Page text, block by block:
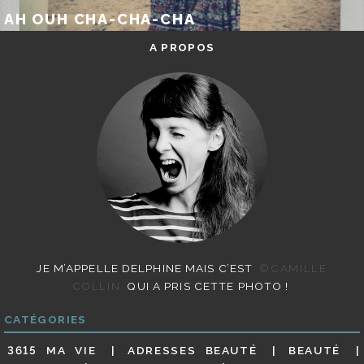
AH OUH CHA-CHA-CHA
A PROPOS
JE M’APPELLE DELPHINE MAIS C’EST
©CAMILLE
COLLIN
QUI A PRIS CETTE PHOTO !
CATÉGORIES
3615 MA VIE ADRESSES BEAUTÉ
BEAUTÉ